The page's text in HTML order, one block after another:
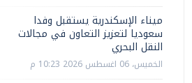
ميناء الإسكندرية يستقبل وفدا
سعوديا لتعزيز التعاون في مجالات
النقل البحري
الخميس، 06 اغسطس 2026 10:23 م